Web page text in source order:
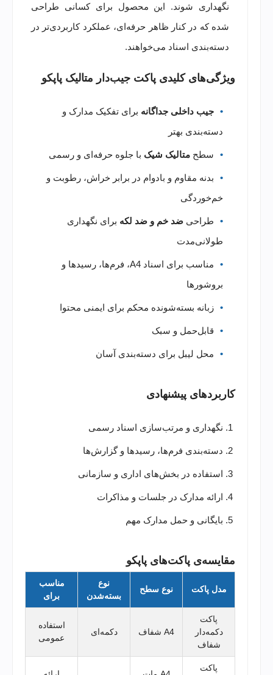
نگهداری شوند. این محصول برای کسانی طراحی
شده که در کنار ظاهر حرفه‌ای، عملکرد کاربردی‌تر در
دسته‌بندی اسناد می‌خواهند.
ویژگی‌های کلیدی پاکت جیب‌دار متالیک پاپکو
جیب داخلی جداگانه برای تفکیک مدارک و
دسته‌بندی بهتر
سطح متالیک شیک با جلوه حرفه‌ای و رسمی
بدنه مقاوم و بادوام در برابر خراش، رطوبت و
خم‌خوردگی
طراحی ضد خم و ضد لکه برای نگهداری
طولانی‌مدت
مناسب برای اسناد A4، فرم‌ها، رسیدها و
بروشورها
زبانه بسته‌شونده محکم برای ایمنی محتوا
قابل‌حمل و سبک
محل لیبل برای دسته‌بندی آسان
کاربردهای پیشنهادی
نگهداری و مرتب‌سازی اسناد رسمی
دسته‌بندی فرم‌ها، رسیدها و گزارش‌ها
استفاده در بخش‌های اداری و سازمانی
ارائه مدارک در جلسات و مذاکرات
بایگانی و حمل مدارک مهم
مقایسه‌ی پاکت‌های پاپکو
مدل پاکت نوع سطح
نوع
بسته‌شدن
مناسب
برای
پاکت
دکمه‌دار
شفاف
A4 شفاف دکمه‌ای
استفاده
عمومی
پاکت